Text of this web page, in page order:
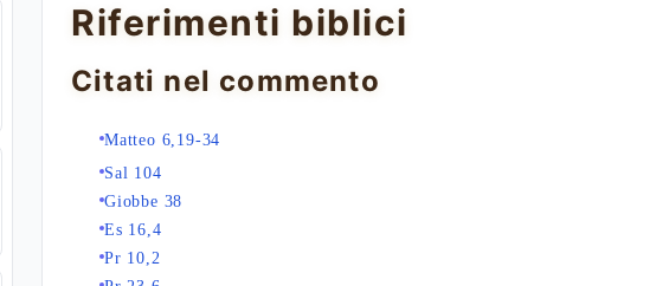
Riferimenti biblici
Citati nel commento
Matteo 6,19-34
Sal 104
Giobbe 38
Es 16,4
Pr 10,2